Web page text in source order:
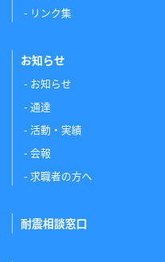
リンク集
お知らせ
お知らせ
通達
活動・実績
会報
求職者の方へ
耐震相談窓口